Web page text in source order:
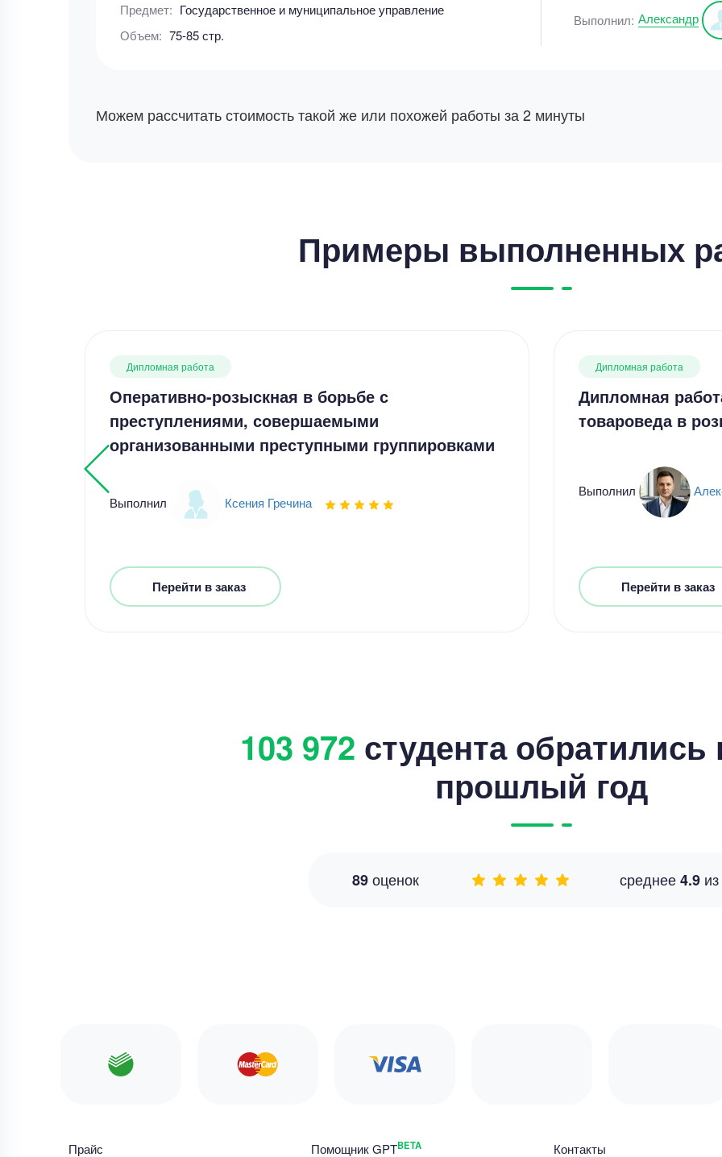
Предмет: Государственное и муниципальное управление
Объем: 75-85 стр.
Выполнил: Александр
Можем рассчитать стоимость такой же или похожей работы за 2 минуты
Примеры выполненных
Дипломная работа
Оперативно-розыскная в борьбе с
преступлениями, совершаемыми
организованными преступными группировками
Выполнил Ксения Гречина
Перейти в заказ
Дипломная работа
Дипломная
товароведа в
Выполнил
Перейти в заказ
103 972 студента обратились
прошлый год
89оценок среднее4.9 из
Прайс Помощник GPTBETA Контакты